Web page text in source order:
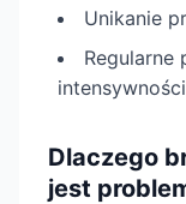
Unikanie
Regularne
Dlaczego
jest